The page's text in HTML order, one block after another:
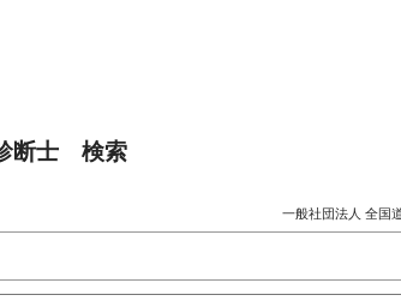
断士 検索
一般社団法人 全国